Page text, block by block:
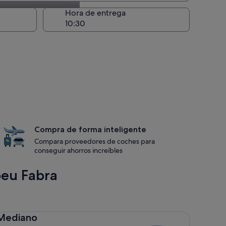
Hora de entrega
Compra de forma inteligente
Compara proveedores de coches para
conseguir ahorros increíbles
Fabra